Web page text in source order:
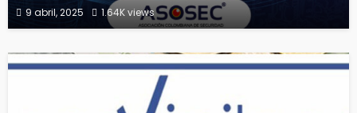
9 abril, 2025 1.64K views